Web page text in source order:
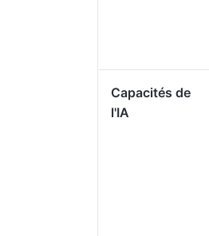
Capacités de
l'IA